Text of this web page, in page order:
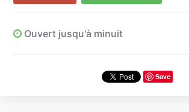
Ouvert jusqu'à minuit
Save